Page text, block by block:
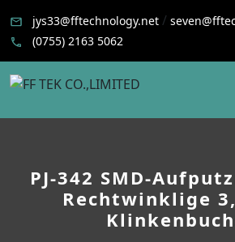
jys33@fftechnology.net /
(0755) 2163 5062
PJ-342 SMD-
Rechtwinklige